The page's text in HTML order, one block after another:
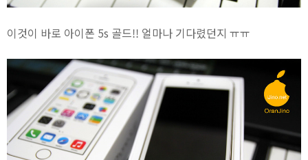
이것이 바로 아이폰 5s 골드!! 얼마나 기다렸던지 ㅠㅠ